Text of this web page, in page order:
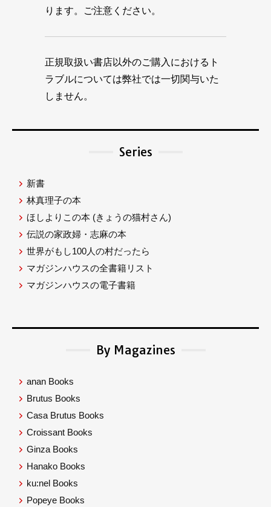
ります。ご注意ください。
正規取扱い書店以外のご購入におけるト
ラブルについては弊社では一切関与いた
しません。
Series
新書
林真理子の本
ほしよりこの本 (きょうの猫村さん)
伝説の家政婦・志麻の本
世界がもし100人の村だったら
マガジンハウスの全書籍リスト
マガジンハウスの電子書籍
By Magazines
anan Books
Brutus Books
Casa Brutus Books
Croissant Books
Ginza Books
Hanako Books
ku:nel Books
Popeye Books